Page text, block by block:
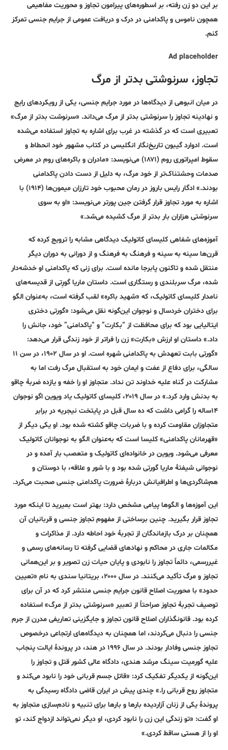
بر این دو زن رفته، بر اسطوره‌های پیرامون تجاوز و محوریت مفاهیمی
همچون ناموس و پاکدامنی در درک و دریافت عمومی از جرایم جنسی تمرکز
کنم.
Ad placeholder
تجاوز، سرنوشتی بدتر از مرگ
در میان انبوهی از دیدگاه‌ها در مورد جرایم جنسی، یکی از رویکردهای رایج
و نهادینه تجاوز را سرنوشتی بدتر از مرگ می‌داند. «سرنوشت بدتر از مرگ»
تعبیری است که در گذشته در غرب برای اشاره به تجاوز استفاده می‌شده
است. ادوارد گیبون تاریخ‌نگار انگلیسی در کتاب مشهور خود انحطاط و
سقوط امپراتوری روم (۱۸۷۱) می‌نویسد: «مادران و باکره‌های روم در معرض
صدمات وحشتناک‌تر از خود مرگ، به دلیل از دست دادن پاکدامنی
بودند.» ادگار رایس باروز در رمان محبوب خود تارزان میمون‌ها (۱۹۱۴) با
اشاره به مورد تجاوز قرار گرفتن جین پورتر می‌نویسد: «او به سوی
سرنوشتی هزاران بار بدتر از مرگ کشیده می‌شد.»
آموزه‌های شفاهی کلیسای کاتولیک دیدگاهی مشابه را ترویج کرده که
قرن‌ها سینه ‌به‌ سینه و فرهنگ به فرهنگ و از دورانی به دوران دیگر
منتقل شده و تاکنون پابرجا مانده است. برای زنی که پاکدامنی او خدشه‌دار
شده، مرگ سربلندی و رستگاری است. داستان ماریا گورِتی از قدیسه‌های
نامدار کلیسای کاتولیک، که «شهید باکره» لقب گرفته است، به‌عنوان الگو
برای دختران خردسال و نوجوان این‌گونه نقل می‌شود: «گورتی دختری
ایتالیایی بود که برای محافظت از “بکارت” و “پاکدامنی” خود، جانش را
داد.» داستان او ارزش «بکارت» زن را فراتر از خود زندگی قرار می‌دهد:
«گورتی بابت تعهدش به پاکدامنی شهره است. او در سال ۱۹۰۲، در سن ۱۱
سالگی، برای دفاع از عفت و ایمان خود به استقبال مرگ رفت اما به
مشارکت در گناه علیه خداوند تن نداد. متجاوز او را خفه و یازده ضربۀ چاقو
به بدنش وارد کرد.» در سال ۲۰۱۹، کلیسای کاتولیک یاد ویوین اگو نوجوان
۱۴ساله را گرامی‌ داشت که ده سال قبل در پایتخت نیجریه در برابر
متجاوزان مقاومت کرده و با ضربات چاقو کشته شده بود. او یکی دیگر از
«قهرمانان پاکدامنی» کلیسا است که به‌عنوان الگو به نوجوانان کاتولیک
معرفی می‌شود. ویوین در خانواده‌ای کاتولیک و متعصب بار آمده و در
نوجوانی شیفتۀ ماریا گورتی شده بود و با شور و علاقه، با دوستان و
هم‌شاگردی‌ها و اطرافیانش دربارۀ ضرورت پاکدامنی جنسی صحبت می‌کرد.
این آموزه‌ها و الگوها پیامی مشخص دارد: بهتر است بمیرید تا اینکه مورد
تجاوز قرار بگیرید. چنین برساختی از مفهوم تجاوز جنسی و قربانیان آن
همچنان بر درک بازماندگان از تجربۀ خود احاطه دارد. از مذاکرات و
مکالمات جاری در محاکم و نهادهای قضایی گرفته تا رسانه‌های رسمی و
غیررسمی، دائماً تجاوز را نابودی و پایان حیات زن تصویر و بر این‌همانی
تجاوز و مرگ تأکید می‌کنند. در سال ۲۰۰۰، بریتانیا سندی به نام «تعیین
حدود» با محوریت اصلاح قانون جرایم جنسی منتشر کرد که در آن برای
توصیف تجربۀ تجاوز صراحتاً از تعبیر «سرنوشتی بدتر از مرگ» استفاده
کرده بود. قانونگذاران اصلاح قانون تجاوز و جایگزینی تعاریفی مدرن از جرم
جنسی را دنبال می‌کردند، اما همچنان به دیدگاه‌های ارتجاعی درخصوص
تجاوز جنسی وفادار بودند. در سال ۱۹۹۶ در هند، در پروندۀ ایالت پنجاب
علیه گورمیت سینگ مرشد هندی، دادگاه عالی کشور قتل و تجاوز را
این‌گونه از یکدیگر تفکیک کرد: «قاتل جسم قربانی خود را نابود می‌کند و
متجاوز روح قربانی را.» چندی پیش در ایران قاضی دادگاه رسیدگی به
پروندۀ یکی از زنان آزار‌دیده بارها و بارها برای تنبیه و نادم‌سازی متجاوز به
او گفت: «تو زندگی این زن را نابود کردی، او دیگر نمی‌تواند ازدواج کند، تو
او را از هستی ساقط کردی.»